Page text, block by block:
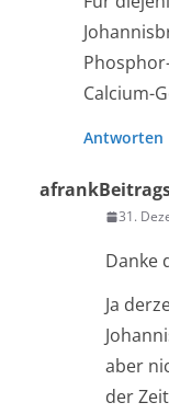
Calcium-
Antworten
afrank
31.
Danke
Ja
aber
der